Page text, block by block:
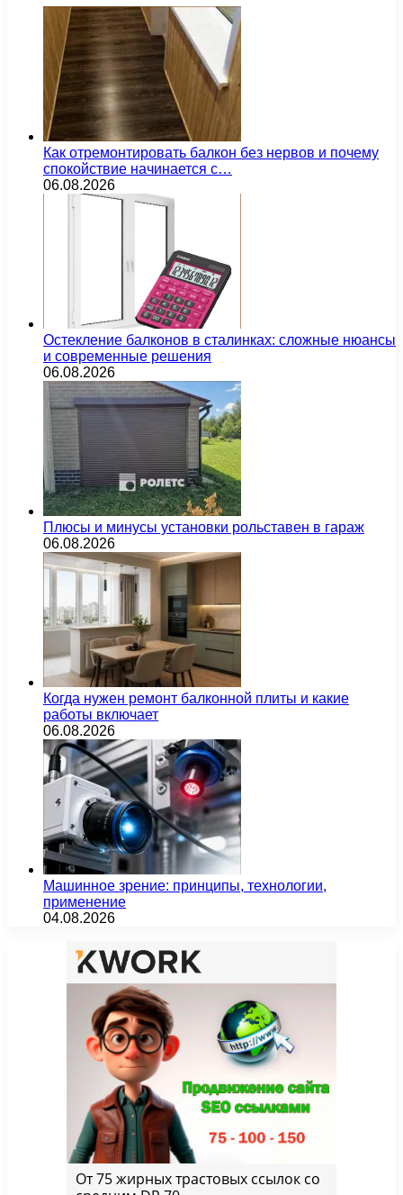
Как отремонтировать балкон без нервов и почему
спокойствие начинается с…
06.08.2026
Остекление балконов в сталинках: сложные нюансы
и современные решения
06.08.2026
Плюсы и минусы установки рольставен в гараж
06.08.2026
Когда нужен ремонт балконной плиты и какие
работы включает
06.08.2026
Машинное зрение: принципы, технологии,
применение
04.08.2026